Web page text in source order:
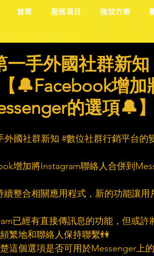
首頁 服務項目 強效方案
一手外國社群新
🔔Facebook增
的選項🔔】
外國社群新知 #數位社群行銷平台的
增加將Instagram聯絡人合併到
續整合相關應用程式，新的功能讓
已經有直接傳訊息的功能，但或許
繁地和聯絡人保持聯繫👫
這個選項是否可用於Messenger上